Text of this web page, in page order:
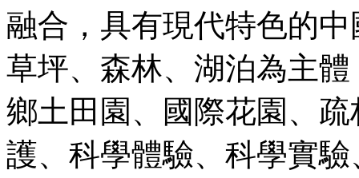
融合，具有現代特色的
草坪、森林、湖泊為主
鄉土田園、國際花園、
護、科學體驗、科學實